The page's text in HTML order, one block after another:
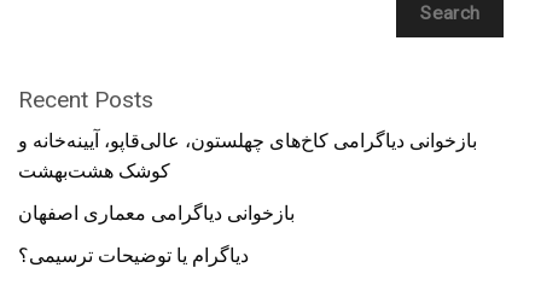
Search
Recent Posts
بازخوانی دیاگرامی کاخ‌های چهلستون، عالی‌قاپو، آیینه‌خانه و
کوشک هشت‌بهشت
بازخوانی دیاگرامی معماری اصفهان
دیاگرام یا توضیحات ترسیمی؟